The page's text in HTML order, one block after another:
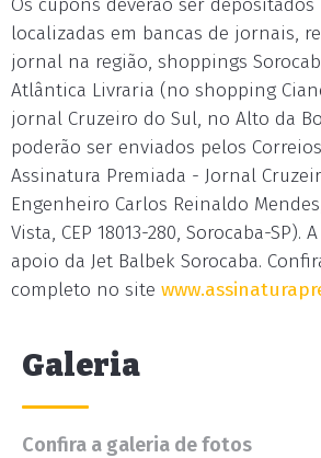
Os cupons deverão ser
localizadas em bancas de jornais,
jornal na região, shoppings
Atlântica Livraria (no shopping
jornal Cruzeiro do Sul, no Alto da
poderão ser enviados pelos
Assinatura Premiada - Jornal
Engenheiro Carlos Reinaldo
Vista, CEP 18013-280, Sorocaba-SP).
apoio da Jet Balbek Sorocaba.
completo no site
Galeria
Confira a galeria de fotos